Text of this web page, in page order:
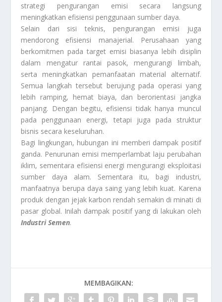
strategi pengurangan emisi secara langsung
meningkatkan efisiensi penggunaan sumber daya.
Selain dari sisi teknis, pengurangan emisi juga
mendorong efisiensi manajerial. Perusahaan yang
berkomitmen pada target emisi biasanya lebih disiplin
dalam mengatur rantai pasok, mengurangi limbah,
serta meningkatkan pemanfaatan material alternatif.
Semua langkah tersebut berujung pada operasi yang
lebih ramping, hemat biaya, dan berorientasi jangka
panjang. Dengan begitu, efisiensi tidak hanya muncul
pada penggunaan energi, tetapi juga pada struktur
bisnis secara keseluruhan.
Bagi lingkungan, hubungan ini memberi dampak positif
ganda. Penurunan emisi memperlambat laju perubahan
iklim, sementara efisiensi energi mengurangi eksploitasi
sumber daya alam. Sementara itu, bagi industri,
manfaatnya berupa daya saing yang lebih kuat. Karena
produk dengan jejak karbon rendah semakin di minati di
pasar global. Inilah dampak positif yang di lakukan oleh
Industri Semen.
MEMBAGIKAN: